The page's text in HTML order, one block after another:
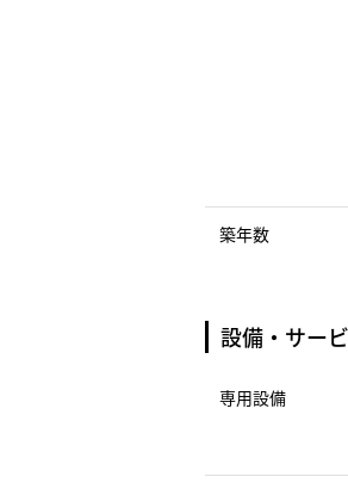
築年数
設備・サー
専用設備